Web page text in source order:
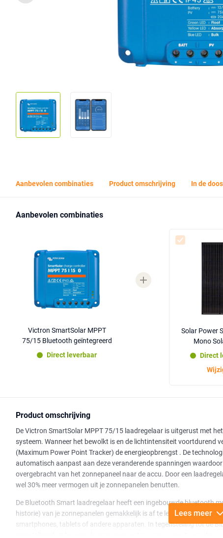
Aanbevolen combinaties Product omschrijving In de doos
Aanbevolen combinaties
Victron SmartSolar MPPT
75/15 Bluetooth geïntegreerd
Direct leverbaar
Solar Power
Mono
Direct
Product omschrijving
De Victron SmartSolar MPPT 75/15 laadregelaar is uitgerust met
systeem. Wanneer het bewolkt is en de lichtintensiteit voortdurend
(Maximum Power Point Tracker) de energieopbrengst . De
automatisch aanpast aan deze veranderende spanningen
overgebracht van het zonnepaneel naar de accu. Door een
wel 30% meer vermogen uit je zonnepanelen benutten.
De Bluetooth Smart laadregelaar heeft een ingebouwde bluetooth
historie) van je zonnepanelen gemakkelijk is af te lezen in de
smartphones, tablets of andere apparaten. In tegenstelling tot de
Lees meer